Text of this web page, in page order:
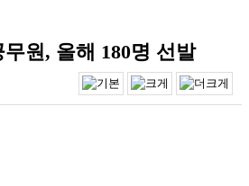
원, 올해 180명 선발